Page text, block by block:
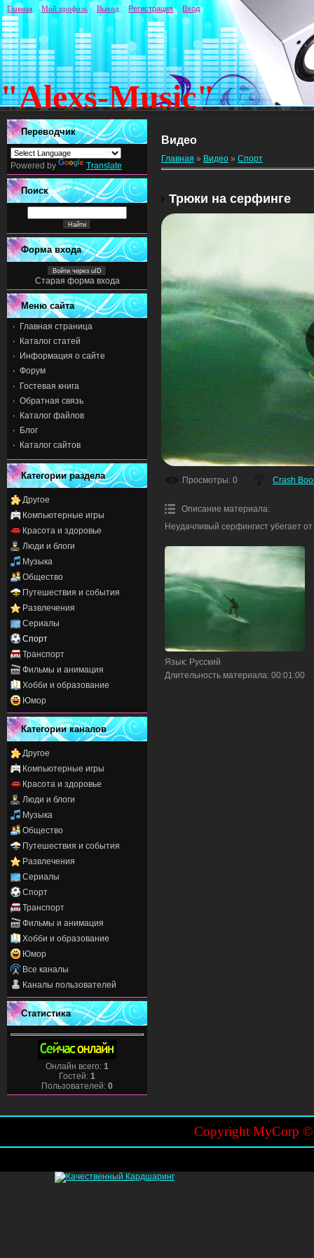
"Alexs-Music"
Главная Мой профиль Выход Регистрация Вход
Переводчик
Powered by Translate
Поиск
Форма входа
Войти через uID
Старая форма входа
Меню сайта
Главная страница
Каталог статей
Информация о сайте
Форум
Гостевая книга
Обратная связь
Каталог файлов
Блог
Каталог сайтов
Категории раздела
Другое
Компьютерные игры
Красота и здоровье
Люди и блоги
Музыка
Общество
Путешествия и события
Развлечения
Сериалы
Спорт
Транспорт
Фильмы и анимация
Хобби и образование
Юмор
Категории каналов
Другое
Компьютерные игры
Красота и здоровье
Люди и блоги
Музыка
Общество
Путешествия и события
Развлечения
Сериалы
Спорт
Транспорт
Фильмы и анимация
Хобби и образование
Юмор
Все каналы
Каналы пользователей
Статистика
Онлайн всего: 1
Гостей: 1
Пользователей: 0
Видео
Главная » Видео » Спорт
Трюки на серфинге
Просмотры: 0 Crash
Описание материала:
Неудачливый серфингист убегает
Язык: Русский
Длительность материала: 00:01:00
Copyright MyCorp